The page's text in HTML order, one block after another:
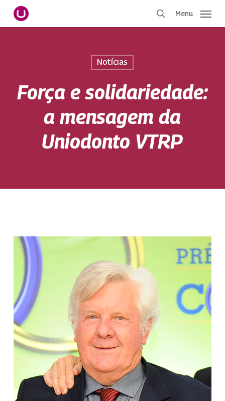
Pular
para
Menu
Notícias
Força e solidariedade:
a mensagem da
Uniodonto VTRP